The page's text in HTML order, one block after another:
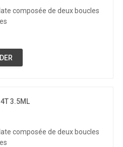
composée de deux boucles
4T 3.5ML
composée de deux boucles